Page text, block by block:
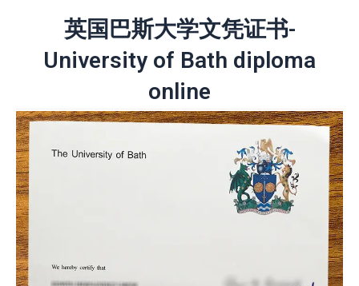
英国巴斯大学文凭证书-
University of Bath diploma
online